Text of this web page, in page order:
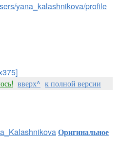
yana_kalashnikova/profile
вверх^ к полной версии
Оригинальное